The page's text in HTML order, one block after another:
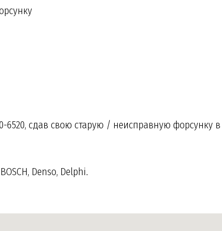
6520, сдав свою старую / неисправную форсунку в
BOSCH, Denso, Delphi.